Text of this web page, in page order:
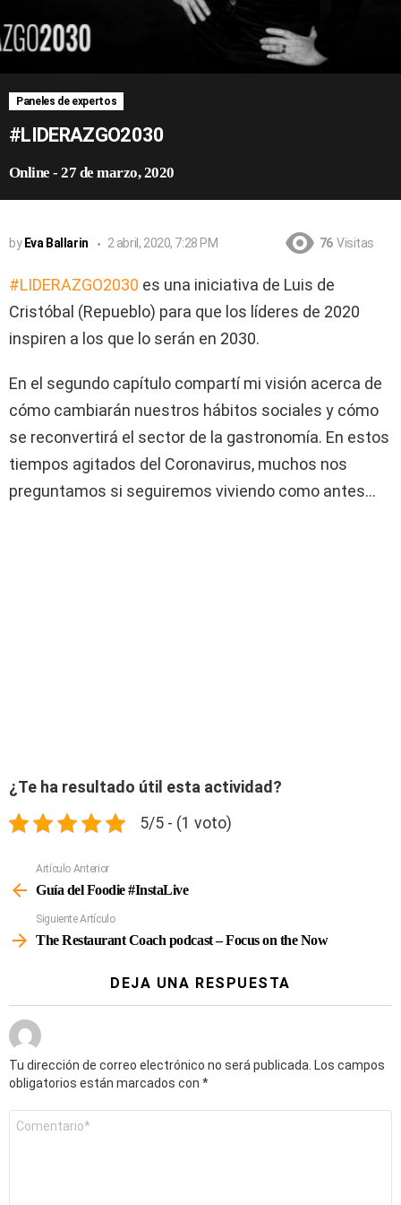
Paneles de expertos
#LIDERAZGO2030
Online -27 de marzo, 2020
by Eva Ballarin 2 abril, 2020, 7:28 PM 76 Visitas
#LIDERAZGO2030 es una iniciativa de Luis de
Cristóbal (Repueblo) para que los líderes de 2020
inspiren a los que lo serán en 2030.
En el segundo capítulo compartí mi visión acerca de
cómo cambiarán nuestros hábitos sociales y cómo
se reconvertirá el sector de la gastronomía. En estos
tiempos agitados del Coronavirus, muchos nos
preguntamos si seguiremos viviendo como antes…
¿Te ha resultado útil esta actividad?
5/5 - (1 voto)
Más
Artículo Anterior
Guía del Foodie #InstaLive
Siguiente Artículo
The Restaurant Coach podcast – Focus on the Now
DEJA UNA RESPUESTA
Tu dirección de correo electrónico no será publicada. Los campos
obligatorios están marcados con *